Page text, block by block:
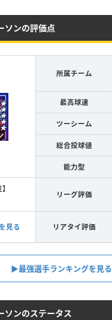
ソンの評価点
所属チーム
最高球速
ツーシーム
総合投球値
能力型
リーグ評価
見る リアタイ評価
▶︎最強選手ランキングを見る
ソンのステータス